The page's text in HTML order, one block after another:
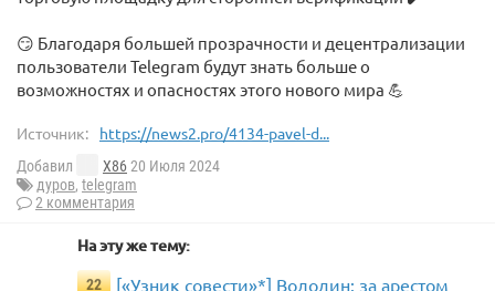
😏 Благодаря большей прозрачности и децентрализации
пользователи Telegram будут знать больше о
возможностях и опасностях этого нового мира 💪
Источник: https://news2.pro/4134-pavel-d...
Добавил X8620 Июля 2024
дуров, telegram
2 комментария
На эту же тему:
22
[«Узник совести»*] Володин: за арестом